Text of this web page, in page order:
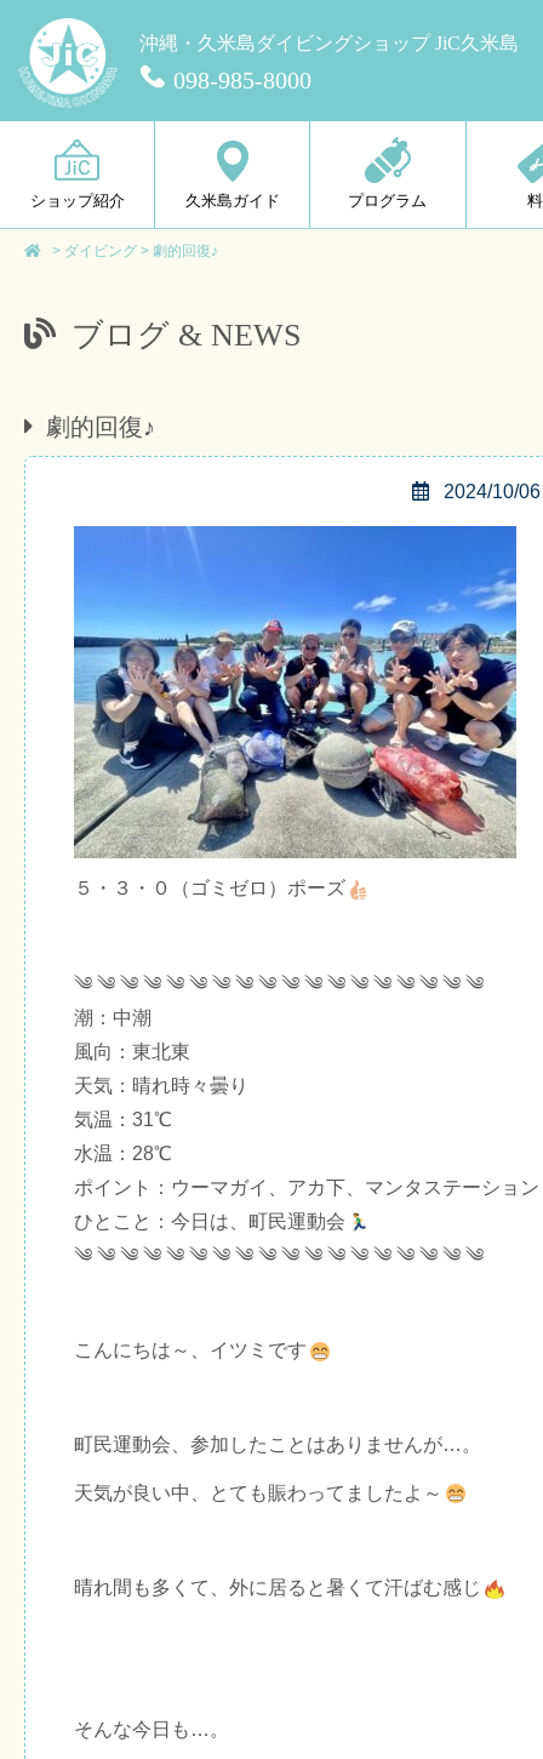
沖縄・久米島ダイビングショップ JiC久米島
098-985-8000
ショップ紹介 久米島ガイド プログラム
> ダイビング > 劇的回復♪
ブログ & NEWS
劇的回復♪
2024/10/06
５・３・０（ゴミゼロ）ポーズ
༄ ༄ ༄ ༄ ༄ ༄ ༄ ༄ ༄ ༄ ༄ ༄ ༄ ༄ ༄ ༄ ༄ ༄
潮：中潮
風向：東北東
天気：晴れ時々曇り
気温：31℃
水温：28℃
ポイント：ウーマガイ、アカ下、マンタステーション
ひとこと：今日は、町民運動会
༄ ༄ ༄ ༄ ༄ ༄ ༄ ༄ ༄ ༄ ༄ ༄ ༄ ༄ ༄ ༄ ༄ ༄
こんにちは～、イツミです
町民運動会、参加したことはありませんが…。
天気が良い中、とても賑わってましたよ～
晴れ間も多くて、外に居ると暑くて汗ばむ感じ
そんな今日も…。